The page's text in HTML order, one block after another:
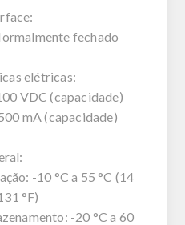
fechado
elétricas:
VDC (capacidade)
mA (capacidade)
-10 °C a 55 °C (14
°F)
-20 °C a 60